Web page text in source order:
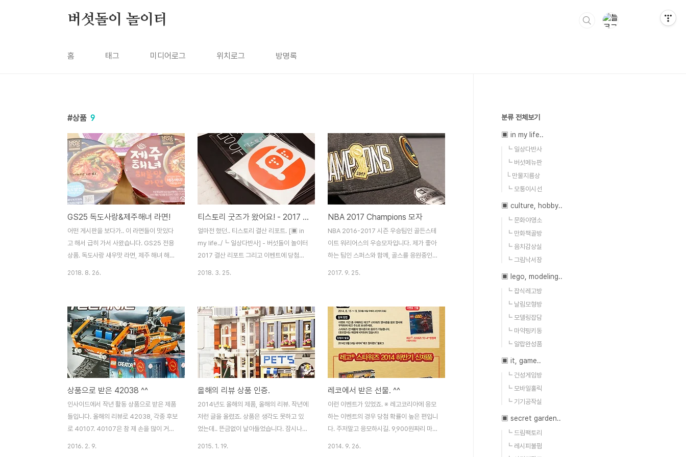
버섯돌이 놀이터
홈 태그 미디어로그 위치로그 방명록
상품 9
GS25 독도사랑&제주해녀 라면!
어떤 게시판을 보다가.. 이 라면들이 맛있다
고 해서 급히 가서 사왔습니다. GS25 전용
상품. 독도사랑 새우맛 라면, 제주 해녀 해물
보이시나요? 제법 눈에 띄는 사이즈의 새우
들이 들어가 있습니다. 그리고 제주 해녀 해
물맛 라면. 건더기가 딱 봐도 풍성~ 하네요.
게살과 다시마(?)가 눈에 띄네요. 오~ 둘 다
맛이 제법 좋습니다. 사발면 중에서는 강추할
정도. 아마 전반적으로 얼큰하고 칼칼한 제주
해녀 라면 쪽을 더 좋아하실 듯 싶구요. 매운
거 조금 기피하는 저는 독도사랑 라면이 맛있
네요. ^^
2018. 8. 26.
티스토리 굿즈가 왔어요! - 2017 티스토리 결산 이벤트 상품
얼마전 했던.. 티스토리 결산 리포트. [▣ in
my life../┗ 일상다반사] - 버섯돌이 놀이터
2017 결산 리포트 그리고 이벤트에 당첨되
어 있습니다. 비슷해 보이지만 이렇게 달라
요. 위에껀 전부 티스토리 동일. 아래껀 고양
이, 비행기, 전구 세종류네요. 반사각에 따라
다르게 보이는 스티커입니다. 그리고 검은 상
자를 열어주면.. 이렇게 다이어리와 작은 상
자 하나가 있어요! 오오~ 뭔가 했는데 볼펜이
네요. 모나미 153 한정판입니다. 다이어리인
줄 알았는데 무지 노트네요. 개인적으로는 더
좋습니다. ^^ 항상 하나 살까말까 했던 아이..
2018. 3. 25.
NBA 2017 Champions 모자
NBA 2016-2017 시즌 우승팀인 골든스테
이트 워리어스의 우승모자입니다. 제가 좋아
하는 팀인 스퍼스와 함께, 골스를 응원중인
스가 이 부분은 원탑.. 같은 모양의 스냅백도
있는데, 이 디자인이 스냅백으로는 영 별로인
듯 하여, 그냥 볼캡으로 구입했습니다. 안쪽
은 이렇게 생겼네요. 챙 안쪽이 골드골드 합
뉴에라 홈페이지를 찾아보시면 됩니다. 일반
적인 야구 볼캡과 비교하면 이렇게 생겼네요.
머리가 들어가는 깊이가 조금 얉습니다. 그래
서 눌러쓰면 별로에요. 살짝 올려쓰는 느낌..
2017. 9. 25.
상품으로 받은 42038 ^^
인사이드에서 작년 활동 상품으로 받은 제품
들입니다. 올해의 리뷰로 42038, 각종 후보
로 40107. 40107은 참 제 손을 많이 거쳐
2016. 2. 9.
올해의 리뷰 상품 인증.
2014년도 올해의 제품, 올해의 리뷰. 작년에
저런 글을 올렸죠. 상품은 생각도 못하고 있
었는데.. 뜬금없이 날아들었습니다. 잠시나마
2015. 1. 19.
레코에서 받은 선물. ^^
이런 이벤트가 있었죠. ※ 레고코리아에 응모
하는 이벤트의 경우 당첨 확률이 높은 편입니
다. 주저말고 응모하시길. 9,900원짜리 마이
2014. 9. 26.
분류 전체보기
▣ in my life..
┗ 일상다반사
┗ 버섯메뉴판
└ 만물지름상
┗ 모퉁이시선
▣ culture, hobby..
┗ 문화야영소
┗ 만화책골방
┗ 음치감상실
┗ 그림낙서장
▣ lego, modeling..
┗ 잡식레고방
┗ 날림모형방
┗ 모델링잡담
┗ 마약핑키동
┗ 알랍완성품
▣ it, game..
┗ 건성게임방
┗ 모바일홀릭
┗ 기기공작실
▣ secret garden..
┗ 드림팩토리
┗ 레시피불펌